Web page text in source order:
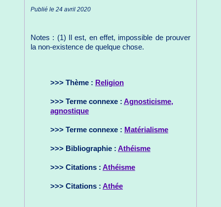
Publié le 24 avril 2020
Notes : (1) Il est, en effet, impossible de prouver
la non-existence de quelque chose.
>>> Thème : Religion
>>> Terme connexe : Agnosticisme,
agnostique
>>> Terme connexe : Matérialisme
>>> Bibliographie : Athéisme
>>> Citations : Athéisme
>>> Citations : Athée